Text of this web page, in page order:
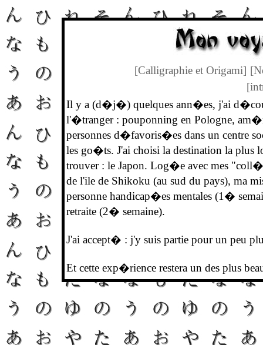
[Calligraphie et Origami]
Il y a (d�j�) quelques ann�es, j'ai
l'�tranger : pouponning en Pologne,
personnes d�favoris�es dans un centre
les go�ts. J'ai choisi la destination la plus
trouver : le Japon. Log�e avec mes
de l'ile de Shikoku (au sud du pays), ma
personne handicap�es mentales (1�
retraite (2� semaine).
J'ai accept� : j'y suis partie pour un peu
Et cette exp�rience restera un des plus